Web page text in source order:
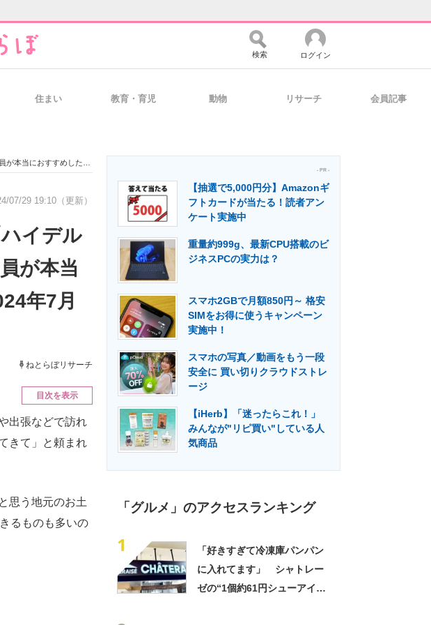
経営リーダーのコミュニティ マーケ×ITの今がよく分かる
製造業のIT導入・活用を支援
エネルギーの専門メディア 建設×テクノロジーの最前線
検索 ログイン
住まい 教育・育児 動物 リサーチ 会員記事
を紹介！【2024年7月最新版】
07/29 19:10（更新）
イデル
が本当
年7月
ねとらぼリサーチ
目次を表示
出張などで訪れ
きて」と頼まれ
思う地元のお土
るものも多いの
- PR -
【抽選で5,000円分】Amazonギ
フトカードが当たる！読者アン
ケート実施中
重量約999g、最新CPU搭載のビ
ジネスPCの実力は？
スマホ2GBで月額850円～ 格安
SIMをお得に使うキャンペーン
実施中！
スマホの写真／動画をもう一段
安全に 買い切りクラウドストレ
ージ
【iHerb】「迷ったらこれ！」
みんなが"リピ買い"している人
気商品
「グルメ」のアクセスランキング
1
「好きすぎて冷凍庫パンパン
に入れてます」 シャトレー
ゼの“1個約61円シューアイ